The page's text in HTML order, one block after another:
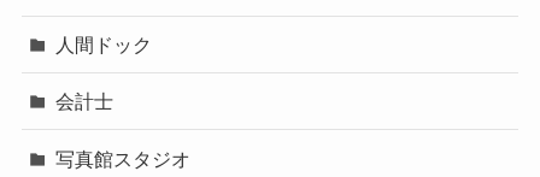
人間ドック
会計士
写真館スタジオ